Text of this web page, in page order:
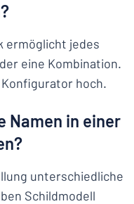
ermöglicht jedes
eine Kombination.
hoch.
Namen in einer
unterschiedliche
Schildmodell